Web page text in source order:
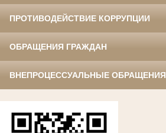
ПРОТИВОДЕЙСТВИЕ КОРРУПЦИИ
ОБРАЩЕНИЯ ГРАЖДАН
ВНЕПРОЦЕССУАЛЬНЫЕ ОБРАЩЕНИЯ